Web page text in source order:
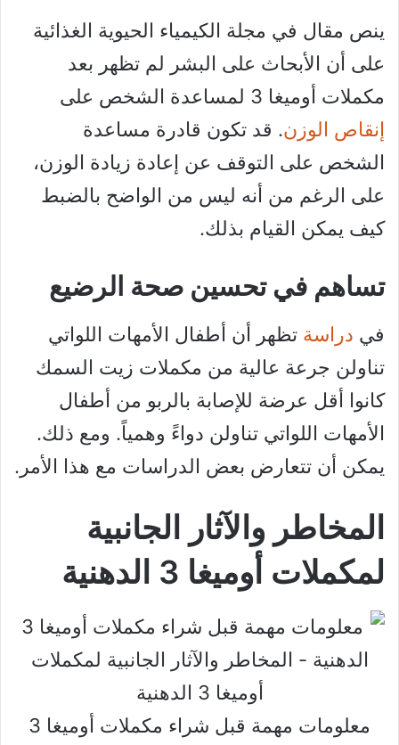
ينص مقال في مجلة الكيمياء الحيوية الغذائية
على أن الأبحاث على البشر لم تظهر بعد
مكملات أوميغا 3 لمساعدة الشخص على
إنقاص الوزن. قد تكون قادرة مساعدة
الشخص على التوقف عن إعادة زيادة الوزن،
على الرغم من أنه ليس من الواضح بالضبط
كيف يمكن القيام بذلك.
تساهم في تحسين صحة الرضيع
في دراسة تظهر أن أطفال الأمهات اللواتي
تناولن جرعة عالية من مكملات زيت السمك
كانوا أقل عرضة للإصابة بالربو من أطفال
الأمهات اللواتي تناولن دواءً وهمياً. ومع ذلك.
يمكن أن تتعارض بعض الدراسات مع هذا الأمر.
المخاطر والآثار الجانبية
لمكملات أوميغا 3 الدهنية
معلومات مهمة قبل شراء مكملات أوميغا 3